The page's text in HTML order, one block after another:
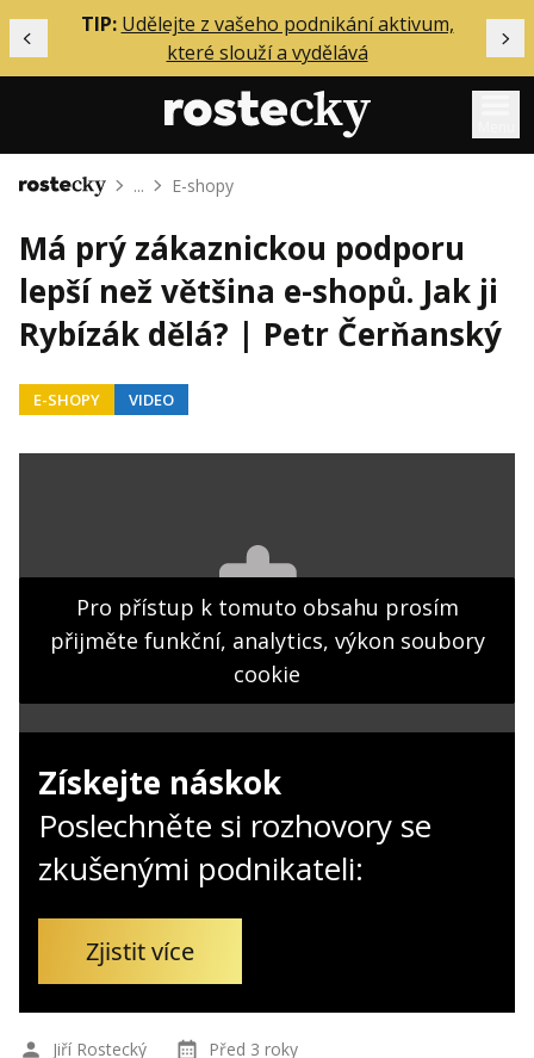
Předchozí
TIP: Udělejte z vašeho podnikání aktivum,
které slouží a vydělává
Mentoring
Podcasty
Solo
Akce
O mně
Obchodní podmínky
Hledaná fráze Hledat
Domů ... E-shopy
Má prý zákaznickou podporu
lepší než většina e-shopů. Jak ji
Rybízák dělá? | Petr Čerňanský
E-SHOPY VIDEO
Pro přístup k tomuto obsahu prosím
přijměte funkční, analytics, výkon soubory
cookie
Získejte náskok
Poslechněte si rozhovory se
zkušenými podnikateli:
Zjistit více
Jiří Rostecký Před 3 roky